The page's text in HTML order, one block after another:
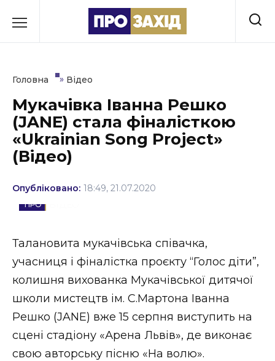
до
Культура
Освіта
Політика
Спорт
Втрачений Ужгород
Втрачений Ужгород (відеоверсія)
Головна » Відео
Мукачівка Іванна Решко
(JANE) стала фіналісткою
«Ukrainian Song Project»
(Відео)
Опубліковано: 18:49, 21.07.2020
Талановита мукачівська співачка,
учасниця і фіналістка проєкту “Голос діти”,
колишня вихованка Мукачівської дитячої
школи мистецтв ім. С.Мартона Іванна
Решко (JANE) вже 15 серпня виступить на
сцені стадіону «Арена Львів», де виконає
свою авторську пісню «На волю».